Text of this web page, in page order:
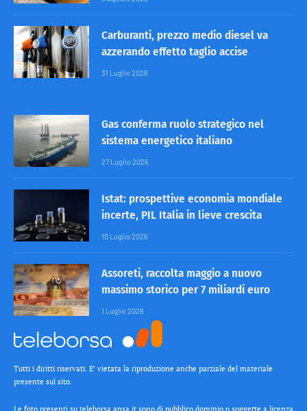
Carburanti, prezzo medio diesel va
azzerando effetto taglio accise
31 Luglio 2026
Gas conferma ruolo strategico nel
sistema energetico italiano
27 Luglio 2026
Istat: prospettive economia mondiale
incerte, PIL Italia in lieve crescita
10 Luglio 2026
Assoreti, raccolta maggio a nuovo
massimo storico per 7 miliardi euro
1 Luglio 2026
Tutti i diritti riservati. E’ vietata la riproduzione anche parziale del materiale
presente sul sito.
Le foto presenti su teleborsa.ansa.it sono di pubblico dominio o soggette a licenza